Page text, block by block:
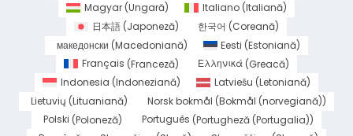
Magyar (Ungară) Italiano(Italiană)
日本語(Japoneză) 한국어 (Coreană)
македонски (Macedoniană) Eesti (Estoniană)
Français (Franceză) Ελληνικά (Greacă)
Indonesia (Indoneziană) Latviešu (Letoniană)
Lietuvių (Lituaniană) Norsk bokmål (Bokmål (norvegiană))
Polski (Poloneză) Português (Portugheză (Portugalia))